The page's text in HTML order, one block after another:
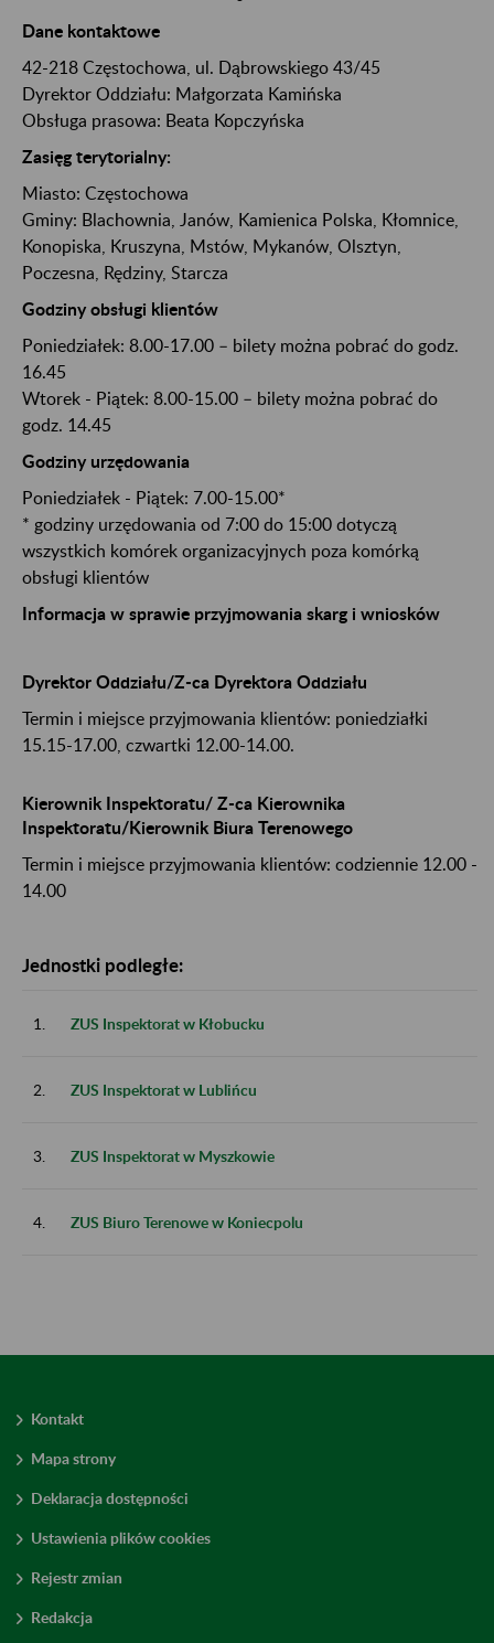
Dane kontaktowe
42-218 Częstochowa, ul. Dąbrowskiego 43/45
Dyrektor Oddziału: Małgorzata Kamińska
Obsługa prasowa: Beata Kopczyńska
Zasięg terytorialny:
Miasto: Częstochowa
Gminy: Blachownia , Janów , Kamienica Polska , Kłomnice
Konopiska , Kruszyna , Mstów , Mykanów , Olsztyn
Poczesna , Rędziny, Starcza
Godziny obsługi klientów
Poniedziałek: 8.00-17.00 – bilety można pobrać do godz.
16.45
Wtorek - Piątek: 8.00-15.00 – bilety można pobrać do
godz. 14.45
Godziny urzędowania
Poniedziałek - Piątek: 7.00-15.00*
* godziny urzędowania od 7:00 do 15:00 dotyczą
wszystkich komórek organizacyjnych poza komórką
obsługi klientów
Informacja w sprawie przyjmowania skarg i wniosków
Dyrektor Oddziału/Z-ca Dyrektora Oddziału
Termin i miejsce przyjmowania klientów: poniedziałki
15.15-17.00, czwartki 12.00-14.00.
Kierownik Inspektoratu/ Z-ca Kierownika
Inspektoratu/Kierownik Biura Terenowego
Termin i miejsce przyjmowania klientów: codziennie 12.00 -
14.00
Jednostki podległe:
1. ZUS Inspektorat w Kłobucku
2. ZUS Inspektorat w Lublińcu
3. ZUS Inspektorat w Myszkowie
4. ZUS Biuro Terenowe w Koniecpolu
Kontakt
Mapa strony
Deklaracja dostępności
Ustawienia plików cookies
Rejestr zmian
Redakcja